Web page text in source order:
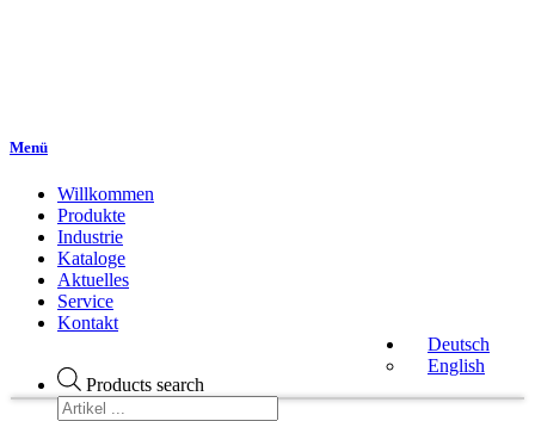
Menü
Willkommen
Produkte
Industrie
Kataloge
Aktuelles
Service
Kontakt
Products search
Deutsch
English